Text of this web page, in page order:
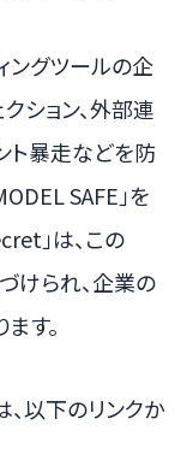
ングツールの企
ション、外部連
ト暴走などを防
SAFE」を
」は、この
けられ、企業の
す。
、以下のリンクか